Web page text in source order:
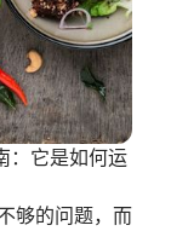
：它是如何运
够的问题，而